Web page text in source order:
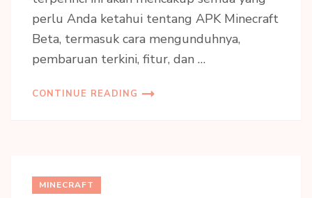
perlu Anda ketahui tentang APK Minecraft
Beta, termasuk cara mengunduhnya,
pembaruan terkini, fitur, dan …
CONTINUE READING
MINECRAFT